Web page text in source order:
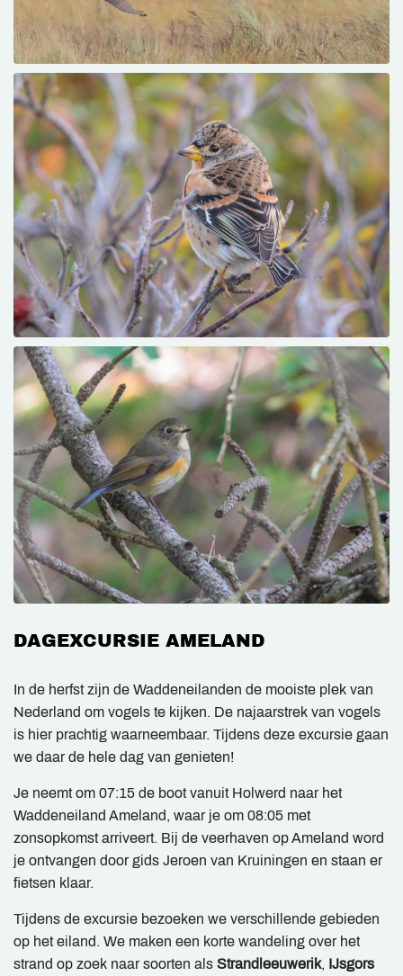
DAGEXCURSIE AMELAND
In de herfst zijn de Waddeneilanden de mooiste plek van
Nederland om vogels te kijken. De najaarstrek van vogels
is hier prachtig waarneembaar. Tijdens deze excursie gaan
we daar de hele dag van genieten!
Je neemt om 07:15 de boot vanuit Holwerd naar het
Waddeneiland Ameland, waar je om 08:05 met
zonsopkomst arriveert. Bij de veerhaven op Ameland word
je ontvangen door gids Jeroen van Kruiningen en staan er
fietsen klaar.
Tijdens de excursie bezoeken we verschillende gebieden
op het eiland. We maken een korte wandeling over het
strand op zoek naar soorten als Strandleeuwerik, IJsgors